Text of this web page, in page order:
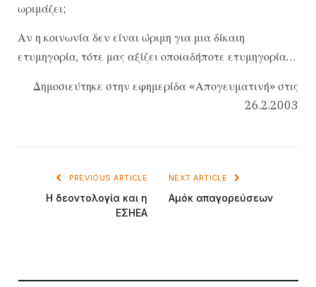
ωριμάζει;
Αν η κοινωνία δεν είναι ώριμη για μια δίκαιη
ετυμηγορία, τότε μας αξίζει οποιαδήποτε ετυμηγορία…
Δημοσιεύτηκε στην εφημερίδα «Απογευματινή» στις
26.2.2003
PREVIOUS ARTICLE
Η δεοντολογία και η
ΕΣΗΕΑ
NEXT ARTICLE
Αμόκ απαγορεύσεων